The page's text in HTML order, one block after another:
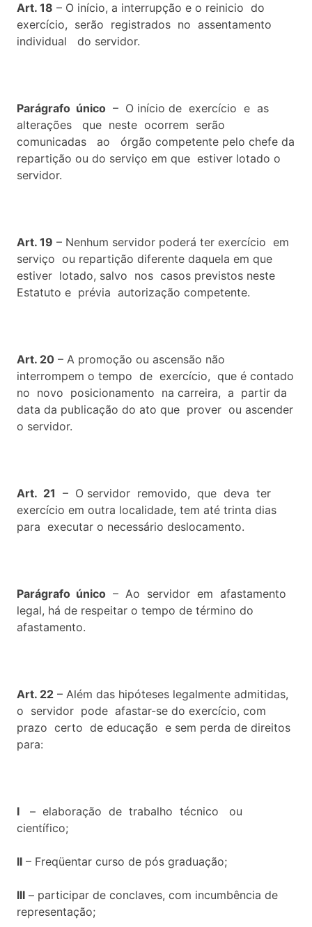
Art. 18 – O início, a interrupção e o reinicio do
exercício, serão registrados no assentamento
individual do servidor.
Parágrafo único – O início de exercício e as
alterações que neste ocorrem serão
comunicadas ao órgão competente pelo chefe da
repartição ou do serviço em que estiver lotado o
servidor.
Art. 19 – Nenhum servidor poderá ter exercício em
serviço ou repartição diferente daquela em que
estiver lotado, salvo nos casos previstos neste
Estatuto e prévia autorização competente.
Art. 20 – A promoção ou ascensão não
interrompem o tempo de exercício, que é contado
no novo posicionamento na carreira, a partir da
data da publicação do ato que prover ou ascender
o servidor.
Art. 21 – O servidor removido, que deva ter
exercício em outra localidade, tem até trinta dias
para executar o necessário deslocamento.
Parágrafo único – Ao servidor em afastamento
legal, há de respeitar o tempo de término do
afastamento.
Art. 22 – Além das hipóteses legalmente admitidas,
o servidor pode afastar-se do exercício, com
prazo certo de educação e sem perda de direitos
para:
I – elaboração de trabalho técnico ou
científico;
II – Freqüentar curso de pós graduação;
III – participar de conclaves, com incumbência de
representação;